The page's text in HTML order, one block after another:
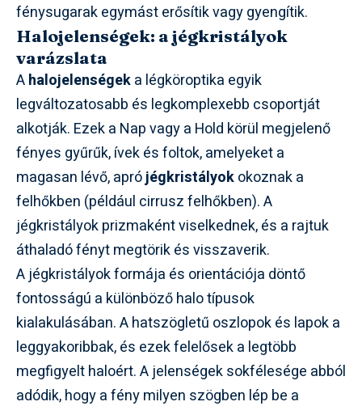
fénysugarak egymást erősítik vagy gyengítik.
Halojelenségek: a jégkristályok
varázslata
Ahalojelenségeka légköroptika egyik
legváltozatosabb és legkomplexebb csoportját
alkotják. Ezek a Nap vagy a Hold körül megjelenő
fényes gyűrűk, ívek és foltok, amelyeket a
magasan lévő, aprójégkristályokokoznak a
felhőkben (például cirrusz felhőkben). A
jégkristályok prizmaként viselkednek, és a rajtuk
áthaladó fényt megtörik és visszaverik.
A jégkristályok formája és orientációja döntő
fontosságú a különböző halo típusok
kialakulásában. A hatszögletű oszlopok és lapok a
leggyakoribbak, és ezek felelősek a legtöbb
megfigyelt haloért. A jelenségek sokfélesége abból
adódik, hogy a fény milyen szögben lép be a